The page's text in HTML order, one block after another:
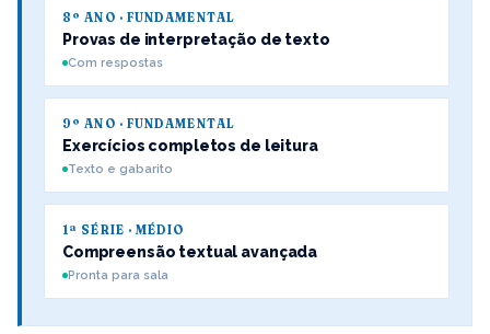
8º ANO · FUNDAMENTAL
Provas de interpretação de texto
Com respostas
9º ANO · FUNDAMENTAL
Exercícios completos de leitura
Texto e gabarito
1ª SÉRIE · MÉDIO
Compreensão textual avançada
Pronta para sala